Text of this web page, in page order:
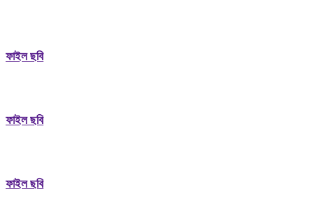
ফাইল ছবি
ফাইল ছবি
ফাইল ছবি